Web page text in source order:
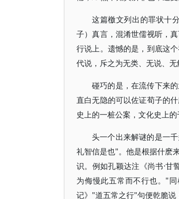
这篇檄文列出的罪状十
子）真言，混淆世儒视听，
行说上。遗憾的是，到底这
代说，斥之为无类、无说、
碰巧的是，在流传下来
直白无隐的可以佐证荀子的
史上的一桩公案，文化史上的
头一个出来解谜的是一
礼智信是也"。他是根据什麽
识。例如孔颖达注《尚书·
为侮慢此五常而不行也。"
记》"道五常之行"句便乾脆说